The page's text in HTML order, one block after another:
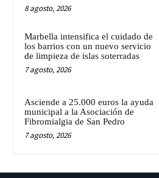
8 agosto, 2026
Marbella intensifica el cuidado de
los barrios con un nuevo servicio
de limpieza de islas soterradas
7 agosto, 2026
Asciende a 25.000 euros la ayuda
municipal a la Asociación de
Fibromialgia de San Pedro
7 agosto, 2026